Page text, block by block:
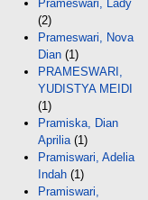
Prameswari, Lady
(2)
Prameswari, Nova
Dian (1)
PRAMESWARI,
YUDISTYA MEIDI
(1)
Pramiska, Dian
Aprilia (1)
Pramiswari, Adelia
Indah (1)
Pramiswari,